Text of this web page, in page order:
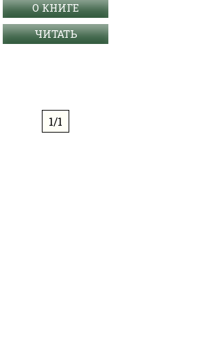
О КНИГЕ
ЧИТАТЬ
1/1